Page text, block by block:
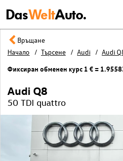
DasWeltAuto.
Връщане
Начало
Търсене Audi Audi
Фиксиран обменен курс 1 € =
Audi Q8
50 TDI quattro